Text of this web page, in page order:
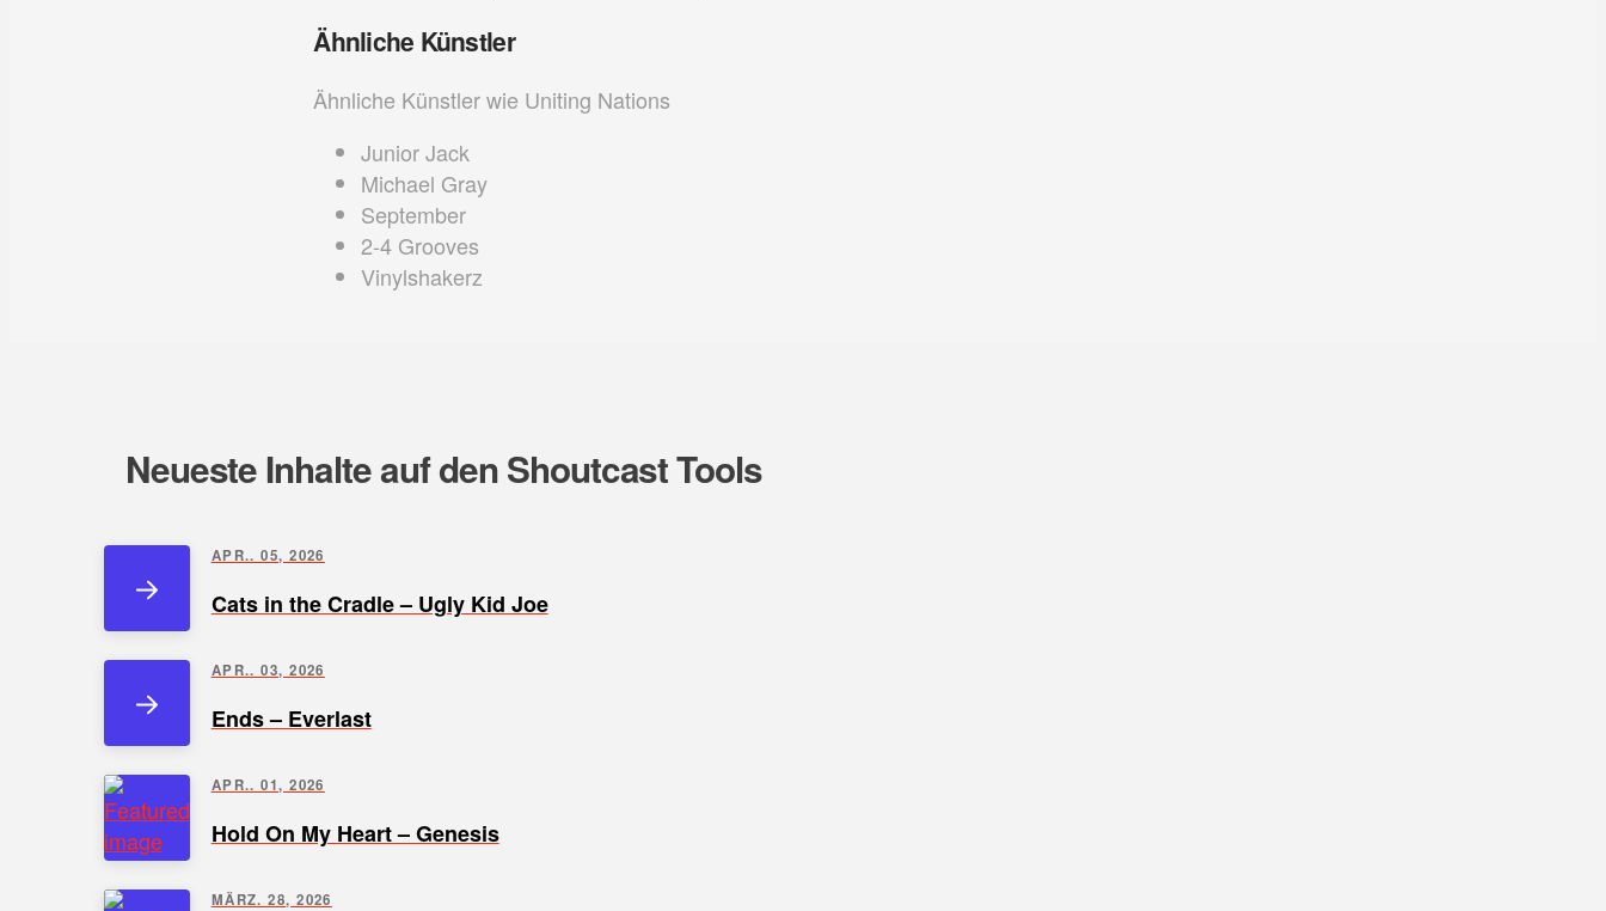
Ähnliche Künstler
Ähnliche Künstler wie Uniting Nations
Junior Jack
Michael Gray
September
2-4 Grooves
Vinylshakerz
Neueste Inhalte auf den Shoutcast Tools
APR.. 05, 2026
Cats in the Cradle – Ugly Kid Joe
APR.. 03, 2026
Ends – Everlast
APR.. 01, 2026
Hold On My Heart – Genesis
MÄRZ. 28, 2026